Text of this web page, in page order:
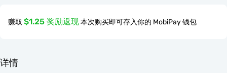
赚取 $1.25 奖励返现本次购买即可存入你的 MobiPay 钱包
详情